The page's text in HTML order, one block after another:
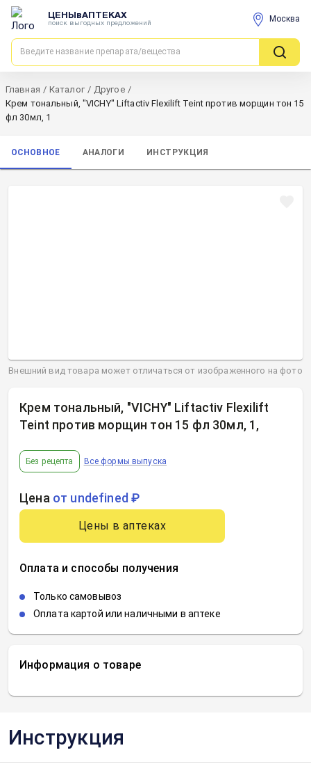
ЦЕНЫвАПТЕКАХ
поиск выгодных предложений Москва
Главная / Каталог / Другое /
Крем тональный, "VICHY" Liftactiv Flexilift Teint против морщин тон 15
фл 30мл, 1
ОСНОВНОЕ АНАЛОГИ ИНСТРУКЦИЯ
Информация о товаре
Крем тональный, "VICHY" Liftactiv Flexilift
Teint против морщин тон 15 фл 30мл, 1 ,
Без рецепта Все формы выпуска
Цена от undefined ₽
Цены в аптеках
Оплата и способы получения
Только самовывоз
Оплата картой или наличными в аптеке
Внешний вид товара может отличаться от изображенного на фото
Инструкция